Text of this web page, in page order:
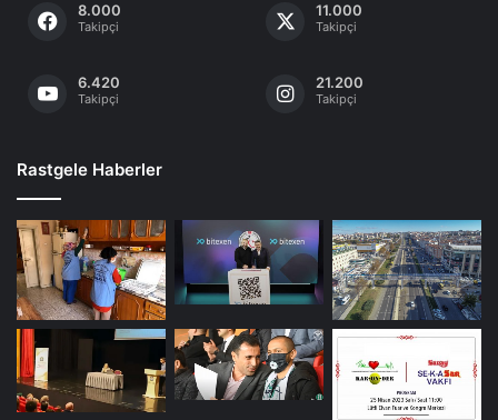
8.000
Takipçi
11.000
Takipçi
6.420
Takipçi
21.200
Takipçi
Rastgele Haberler